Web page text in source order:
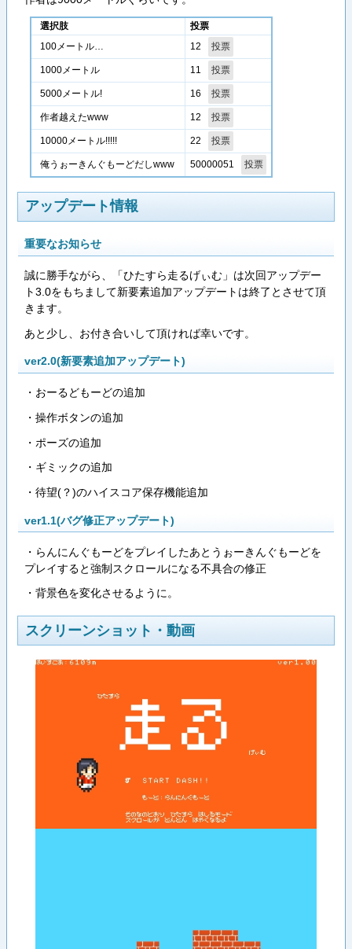
選択肢 投票
100メートル… 12
1000メートル 11
5000メートル! 16
作者越えたwww 12
10000メートル!!!!! 22
俺うぉーきんぐもーどだしwww 50000051
アップデート情報
重要なお知らせ
誠に勝手ながら、「ひたすら走るげぃむ」は次回アップデー
ト3.0をもちまして新要素追加アップデートは終了とさせて頂
きます。
あと少し、お付き合いして頂ければ幸いです。
ver2.0(新要素追加アップデート)
・おーるどもーどの追加
・操作ボタンの追加
・ポーズの追加
・ギミックの追加
・待望(？)のハイスコア保存機能追加
ver1.1(バグ修正アップデート)
・らんにんぐもーどをプレイしたあとうぉーきんぐもーどを
プレイすると強制スクロールになる不具合の修正
・背景色を変化させるように。
スクリーンショット・動画